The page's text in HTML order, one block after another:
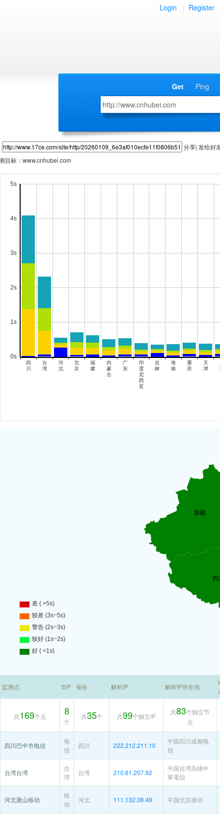
Login Register
Get Ping
分享| 发给好
目标： www.cnhubei.com
监测点 ISP 省份 解析IP 解析IP所在地
共169个点 8
个
共35个 共99个独立IP
共83个独立节
点
四川巴中市电信
电
信
四川 222.212.211.10
中国四川成都电
信
台湾台湾
台
湾
台湾 210.61.207.92
中国台湾高雄中
華電信
河北唐山移动
移
动
河北 111.132.38.49 中国北京移动